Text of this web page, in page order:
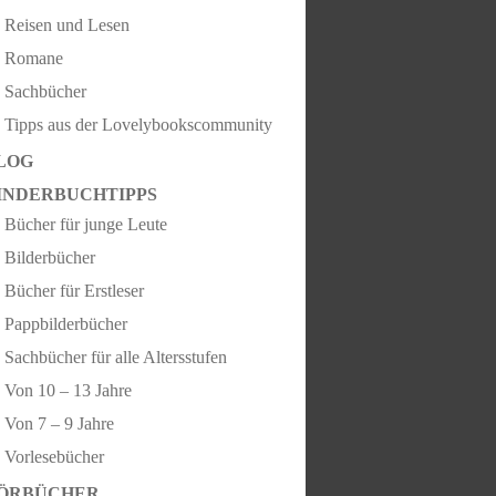
Reisen und Lesen
Romane
Sachbücher
Tipps aus der Lovelybookscommunity
Bücher für junge Leute
Bilderbücher
Bücher für Erstleser
Pappbilderbücher
Sachbücher für alle Altersstufen
Von 10 – 13 Jahre
Von 7 – 9 Jahre
Vorlesebücher